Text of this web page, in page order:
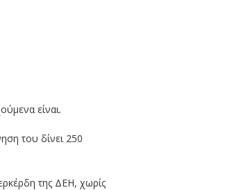
είναι.
του δίνει 250
της ΔΕΗ, χωρίς